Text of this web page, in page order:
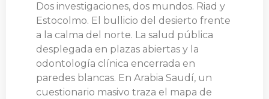
Dos investigaciones, dos mundos. Riad y
Estocolmo. El bullicio del desierto frente
a la calma del norte. La salud pública
desplegada en plazas abiertas y la
odontología clínica encerrada en
paredes blancas. En Arabia Saudí, un
cuestionario masivo traza el mapa de